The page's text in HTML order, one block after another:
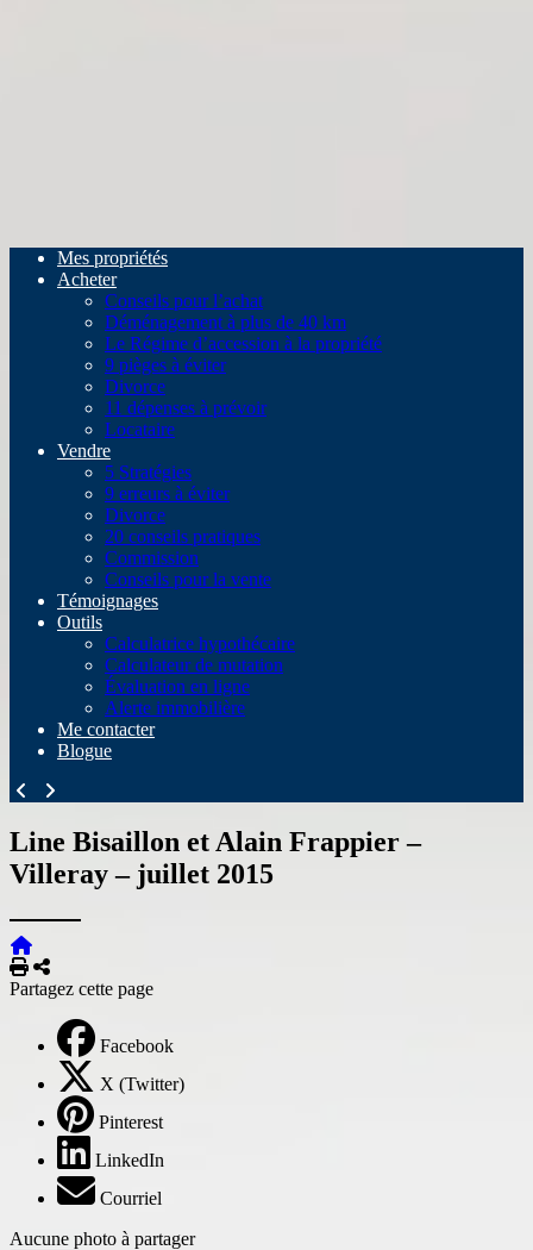
Mes propriétés
Acheter
Conseils pour l’achat
Déménagement à plus de 40 km
Le Régime d’accession à la propriété
9 pièges à éviter
Divorce
11 dépenses à prévoir
Locataire
Vendre
5 Stratégies
9 erreurs à éviter
Divorce
20 conseils pratiques
Commission
Conseils pour la vente
Témoignages
Outils
Calculatrice hypothécaire
Calculateur de mutation
Évaluation en ligne
Alerte immobilière
Me contacter
Blogue
Line Bisaillon et Alain Frappier –
Villeray – juillet 2015
Imprimer
Partager
Partagez cette page
Facebook
X (Twitter)
Pinterest
LinkedIn
Courriel
Aucune photo à partager